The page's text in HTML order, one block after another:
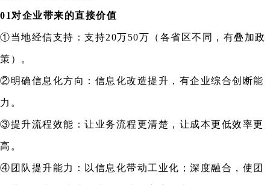
01对企业带来的直接价值
①当地经信支持：支持20万50万（各省区不同，有叠加政
策）。
②明确信息化方向：信息化改造提升，有企业综合创断能
力。
③提升流程效能：让业务流程更清楚，让成本更低效率更
高。
④团队提升能力：以信息化带动工业化；深度融合，使团